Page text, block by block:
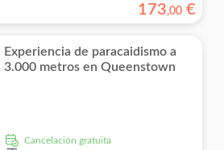
173,00 €
Experiencia de paracaidismo a
3.000 metros en Queenstown
cancelación gratuita